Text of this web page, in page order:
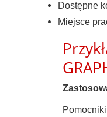
Dostępne
Miejsce